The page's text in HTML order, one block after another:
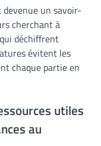
un savoir-
cherchant à
déchiffrent
évitent les
chaque partie en
utiles
au